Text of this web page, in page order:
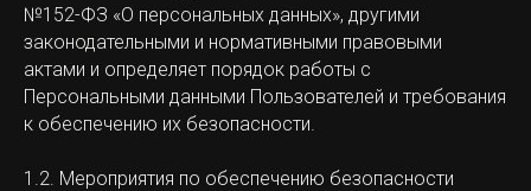
№152-ФЗ «О персональных данных», другими
законодательными и нормативными правовыми
актами и определяет порядок работы с
Персональными данными Пользователей и требования
к обеспечению их безопасности.
1.2. Мероприятия по обеспечению безопасности